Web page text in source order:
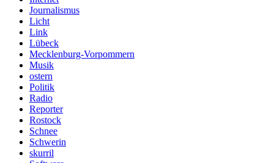
Journalismus
Licht
Link
Lübeck
Mecklenburg-Vorpommern
Musik
ostern
Politik
Radio
Reporter
Rostock
Schnee
Schwerin
skurril